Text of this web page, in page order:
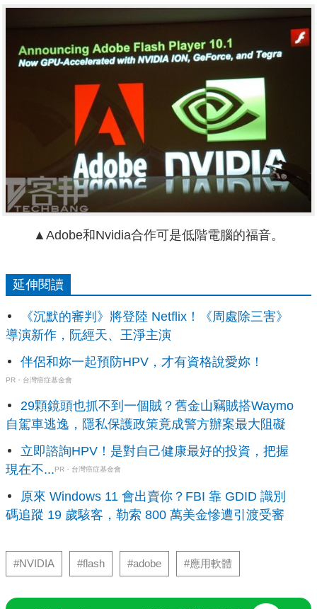
▲Adobe和Nvidia合作可是低階電腦的福音。
延伸閱讀
《沉默的審判》將登陸 Netflix！《周處除三害》
導演新作，阮經天、王淨主演
伴侶和妳一起預防HPV，才有資格說愛妳！
PR・台灣癌症基金會
29顆鏡頭也抓不到一個賊？舊金山竊賊搭Waymo
自駕車逃逸，隱私保護政策竟成警方辦案最大阻礙
立即諮詢HPV！是對自己健康最好的投資，把握
現在不... PR・台灣癌症基金會
原來 Windows 11 會出賣你？FBI 靠 GDID 識別
碼追蹤 19 歲駭客，勒索 800 萬美金慘遭引渡受審
#NVIDIA #flash #adobe #應用軟體